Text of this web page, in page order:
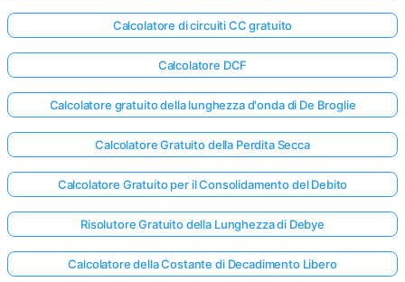
Calcolatore di circuiti CC gratuito
Calcolatore DCF
Calcolatore gratuito della lunghezza d'onda di De Broglie
Calcolatore Gratuito della Perdita Secca
Calcolatore Gratuito per il Consolidamento del Debito
Risolutore Gratuito della Lunghezza di Debye
Calcolatore della Costante di Decadimento Libero